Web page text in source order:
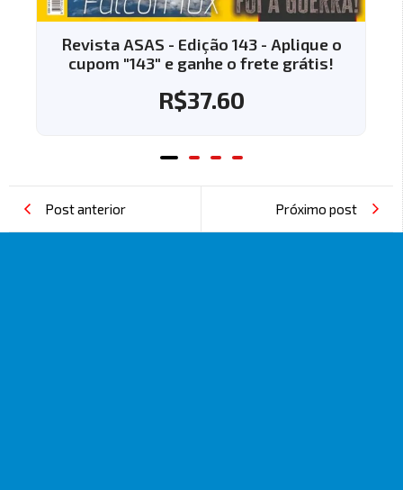
Revista ASAS - Edição 143 - Aplique o
cupom "143" e ganhe o frete grátis!
R$37.60
Post anterior Próximo post